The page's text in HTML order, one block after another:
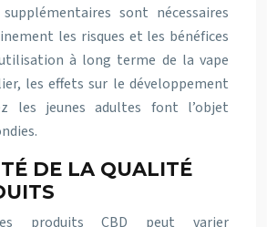
sont nécessaires
les risques et les bénéfices
à long terme de la vape
les effets sur le développement
les jeunes adultes font l’objet
DE LA QUALITÉ
produits CBD peut varier